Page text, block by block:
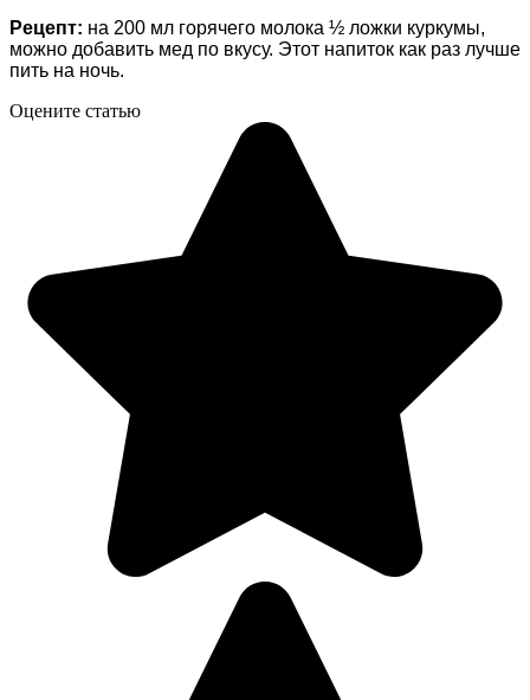
Рецепт: на 200 мл горячего молока ½ ложки куркумы,
можно добавить мед по вкусу. Этот напиток как раз лучше
пить на ночь.
Оцените статью